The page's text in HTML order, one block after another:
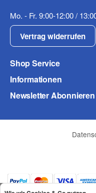
Telefon
Mo. - Fr. 9:00-12:00 /
Vertrag widerrufen
Shop Service
Informationen
Newsletter Abonnieren